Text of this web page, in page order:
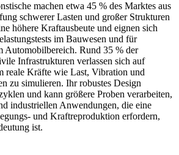
machen etwa 45 % des Marktes aus
schwerer Lasten und großer Strukturen
höhere Kraftausbeute und eignen sich
im Bauwesen und für
Automobilbereich. Rund 35 % der
Infrastrukturen verlassen sich auf
reale Kräfte wie Last, Vibration und
zu simulieren. Ihr robustes Design
und kann größere Proben verarbeiten,
industriellen Anwendungen, die eine
und Kraftreproduktion erfordern,
ist.